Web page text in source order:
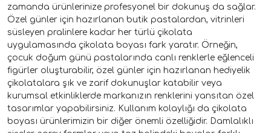
zamanda ürünlerinize profesyonel bir dokunuş da sağlar.
Özel günler için hazırlanan butik pastalardan, vitrinleri
süsleyen pralinlere kadar her türlü çikolata
uygulamasında çikolata boyası fark yaratır. Örneğin,
çocuk doğum günü pastalarında canlı renklerle eğlenceli
figürler oluşturabilir, özel günler için hazırlanan hediyelik
çikolatalara şık ve zarif dokunuşlar katabilir veya
kurumsal etkinliklerde markanızın renklerini yansıtan özel
tasarımlar yapabilirsiniz. Kullanım kolaylığı da çikolata
boyası ürünlerimizin bir diğer önemli özelliğidir. Damlalıklı